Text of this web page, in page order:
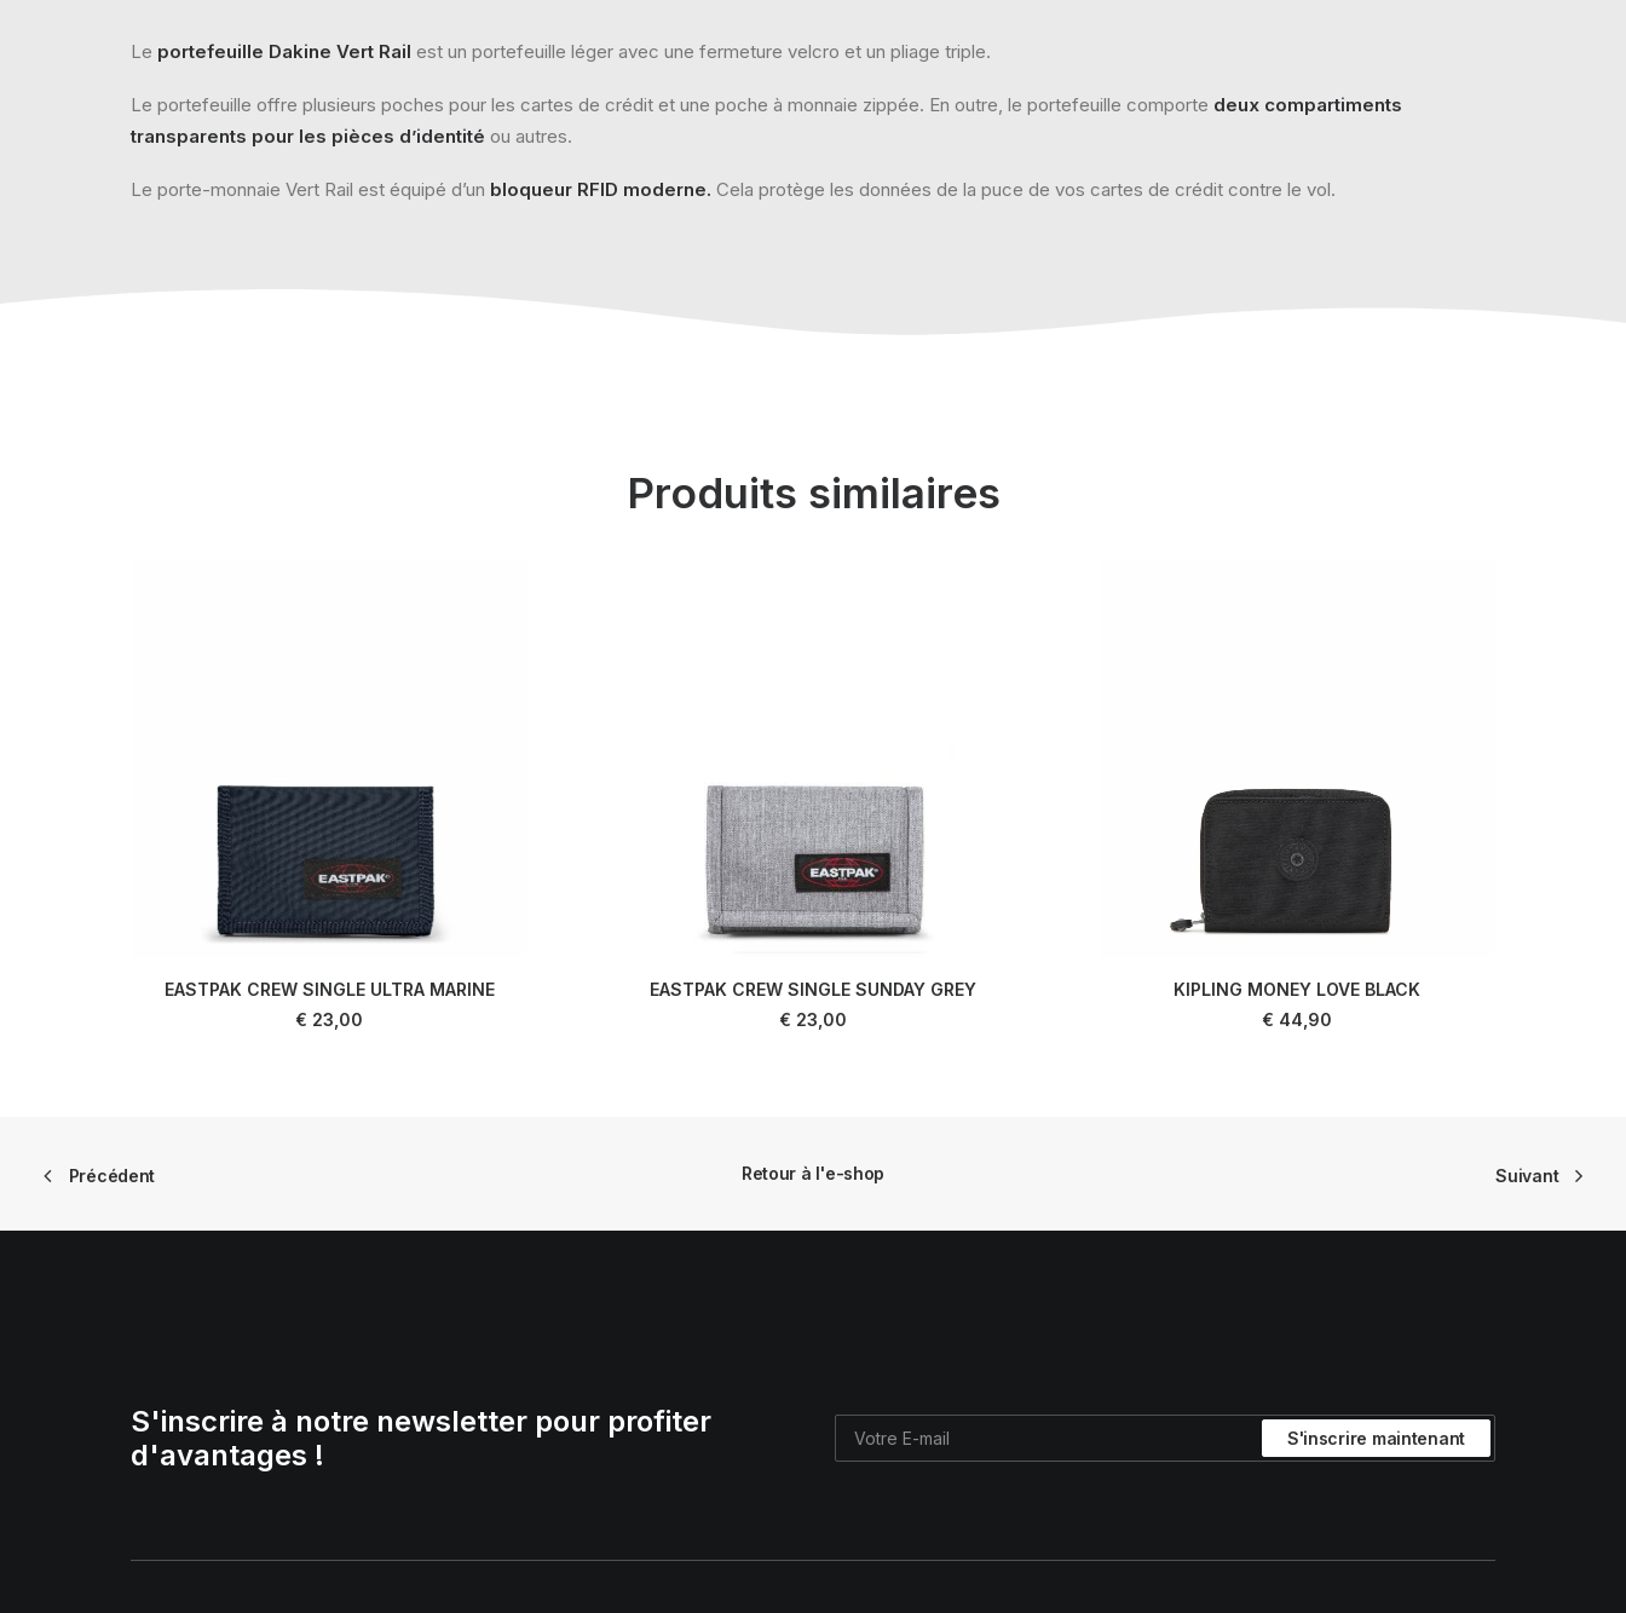
Le portefeuille Dakine Vert Rail est un portefeuille léger avec une fermeture velcro et un pliage triple.
Le portefeuille offre plusieurs poches pour les cartes de crédit et une poche à monnaie zippée. En outre, le portefeuille comporte deux compartiments
transparents pour les pièces d’identité ou autres.
Le porte-monnaie Vert Rail est équipé d’un bloqueur RFID moderne. Cela protège les données de la puce de vos cartes de crédit contre le vol.
Produits similaires
EASTPAK CREW SINGLE ULTRA MARINE
€ 23,00
EASTPAK CREW SINGLE SUNDAY GREY
€ 23,00
KIPLING MONEY LOVE BLACK
€ 44,90
Précédent Retour à l'e-shop Suivant
S'inscrire à notre newsletter pour profiter
d'avantages !